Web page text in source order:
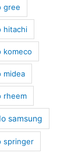
gree
hitachi
komeco
midea
rheem
samsung
springer